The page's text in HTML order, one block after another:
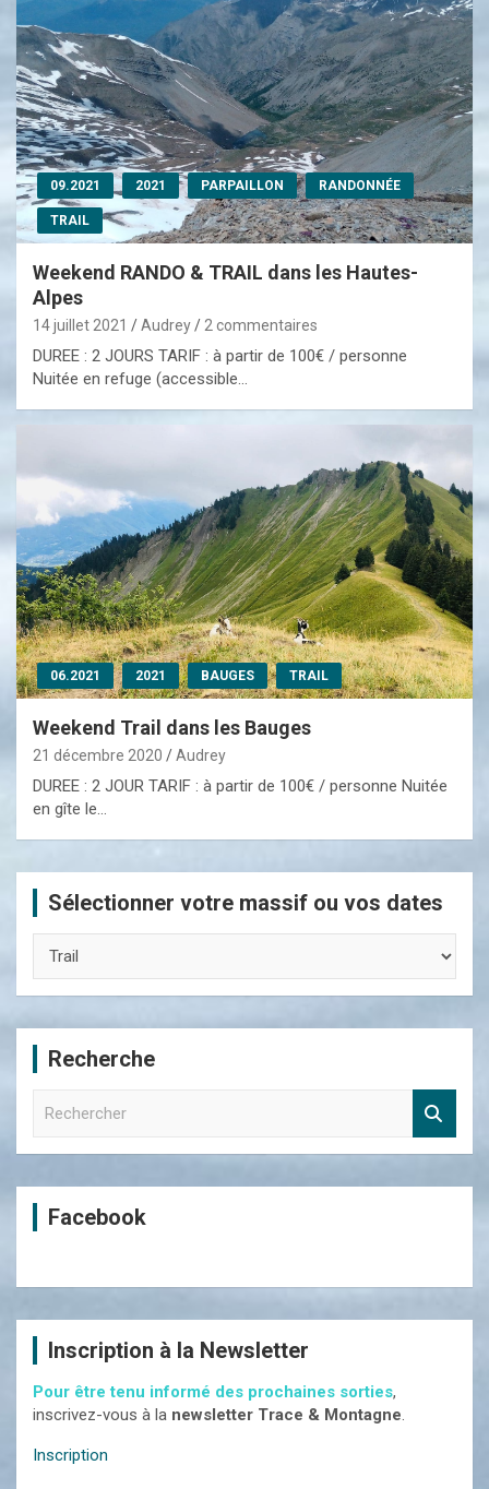
09.2021 2021 PARPAILLON RANDONNÉE
TRAIL
Weekend RANDO & TRAIL dans les Hautes-
Alpes
14 juillet 2021 Audrey 2 commentaires
DUREE : 2 JOURS TARIF : à partir de 100€ / personne
Nuitée en refuge (accessible…
06.2021 2021 BAUGES TRAIL
Weekend Trail dans les Bauges
21 décembre 2020 Audrey
DUREE : 2 JOUR TARIF : à partir de 100€ / personne Nuitée
en gîte le…
Sélectionner votre massif ou vos dates
votre
vos
dates
Recherche
e
c
e
Facebook
Inscription à la Newsletter
Pour être tenu informé des prochaines sorties,
inscrivez-vous à la newsletter Trace & Montagne.
Inscription